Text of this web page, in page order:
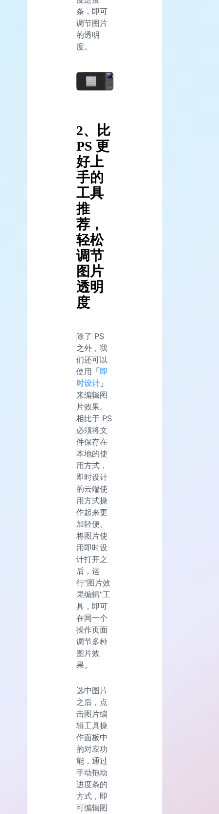
条，即可
调节图片
的透明
度。
2、比
PS 更
好上
手的
工具
推
荐，
轻松
调节
图片
透明
度
除了 PS
之外，我
们还可以
使用 「即
时设计 」
来编辑图
片效果。
相比于 PS
必须将文
件保存在
本地的使
用方式，
即时设计
的云端使
用方式操
作起来更
加轻便。
将图片使
用即时设
计打开之
后，运
行“图片效
果编辑”工
具，即可
在同一个
操作页面
调节多种
图片效
果。
选中图片
之后，点
击图片编
辑工具操
作面板中
的对应功
能，通过
手动拖动
进度条的
方式，即
可编辑图